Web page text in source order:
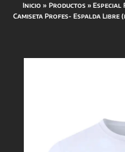
Inicio Productos
Especial
Camiseta Profes- Espalda Libre